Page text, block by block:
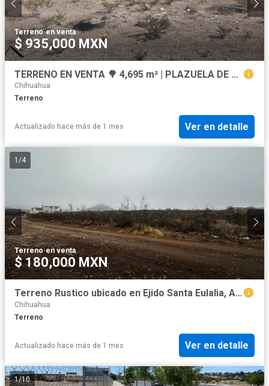
Terreno·en venta
$ 935,000 MXN
TERRENO EN VENTA 🌳 4,695 m² | PLAZUELA DE ACUÑA | USO MIXTO | GRAN OPORTUNIDAD 💰
Chihuahua
Terreno
Actualizado hace más de 1 mes Ver en detalle
1 /4
Terreno·en venta
$ 180,000 MXN
Terreno Rustico ubicado en Ejido Santa Eulalia, Aquiles Serdán, Chihuahua.
Chihuahua
Terreno
Actualizado hace más de 1 mes Ver en detalle
1/10